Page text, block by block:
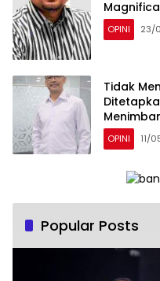
OPINI 23/
Tidak
Perspektif
OPINI 11/
Popular Posts